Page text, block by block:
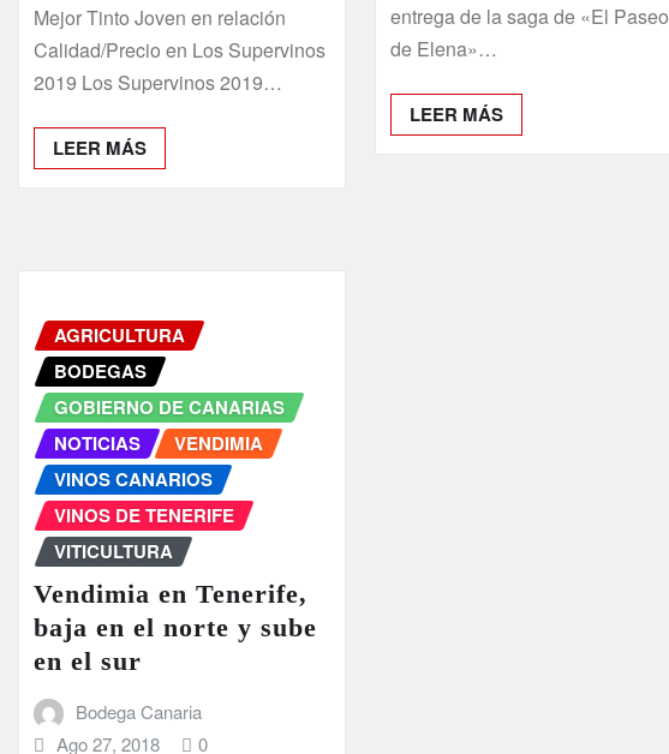
Mejor Tinto Joven en relación
Calidad/Precio en Los Supervinos
2019 Los Supervinos 2019…
LEER MÁS
entrega de la saga de «El Paseo
de Elena»…
LEER MÁS
AGRICULTURA
BODEGAS
GOBIERNO DE CANARIAS
NOTICIAS
VENDIMIA
VINOS CANARIOS
VINOS DE TENERIFE
VITICULTURA
Vendimia en Tenerife,
baja en el norte y sube
en el sur
Bodega Canaria
Ago 27, 2018
0